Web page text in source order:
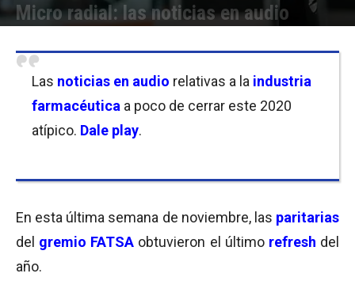
Micro radial: las noticias en audio
Las noticias en audio relativas a la industria
farmacéutica a poco de cerrar este 2020
atípico. Dale play.
En esta última semana de noviembre, las paritarias
del gremio FATSA obtuvieron el último refresh del
año.